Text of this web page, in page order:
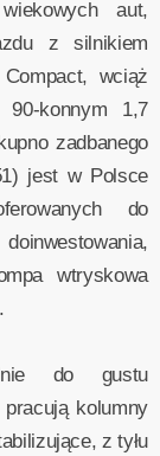
aut,
z silnikiem
wciąż
konnym 1,7
zadbanego
jest w Polsce
do
wtryskowa
do gustu
kolumny
z tyłu